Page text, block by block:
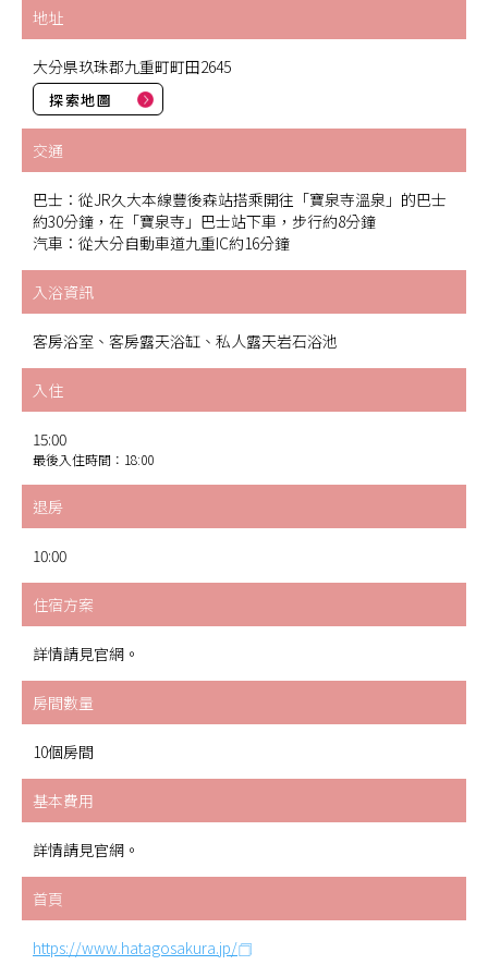
地址
大分県玖珠郡九重町町田2645
探索地圖
交通
巴士：從JR久大本線豐後森站搭乘開往「寶泉寺溫泉」的巴士
約30分鐘，在「寶泉寺」巴士站下車，步行約8分鐘
汽車：從大分自動車道九重IC約16分鐘
入浴資訊
客房浴室、客房露天浴缸、私人露天岩石浴池
入住
15:00
最後入住時間：18:00
退房
10:00
住宿方案
詳情請見官網。
房間數量
10個房間
基本費用
詳情請見官網。
首頁
https://www.hatagosakura.jp/